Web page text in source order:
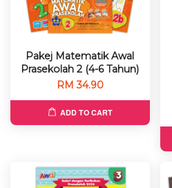
Pakej Matematik Awal
Prasekolah 2 (4-6 Tahun)
RM 34.90
ADD TO CART